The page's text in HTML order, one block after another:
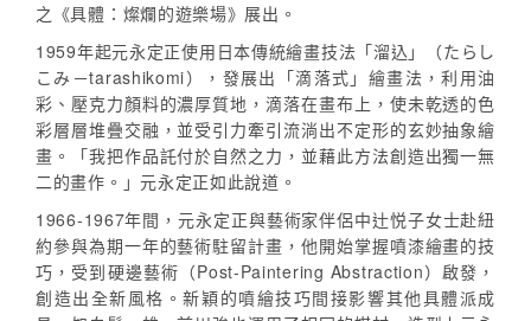
之《具體：燦爛的遊樂場》展出。
1959年起元永定正使用日本傳統繪畫技法「溜込」（たらし
こみ－tarashikomi），發展出「滴落式」繪畫法，利用油
彩、壓克力顏料的濃厚質地，滴落在畫布上，使未乾透的色
彩層層堆疊交融，並受引力牽引流淌出不定形的玄妙抽象繪
畫。「我把作品託付於自然之力，並藉此方法創造出獨一無
二的畫作。」元永定正如此說道。
1966-1967年間，元永定正與藝術家伴侶中辻悦子女士赴紐
約參與為期一年的藝術駐留計畫，他開始掌握噴漆繪畫的技
巧，受到硬邊藝術（Post-Paintering Abstraction）啟發，
創造出全新風格。新穎的噴繪技巧間接影響其他具體派成